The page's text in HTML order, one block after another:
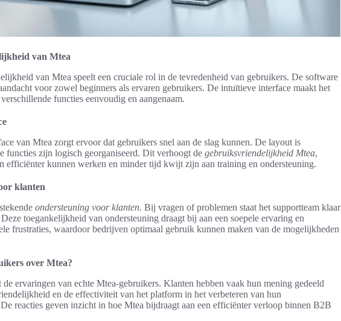
van Mtea
van Mtea speelt een cruciale rol in de tevredenheid van gebruikers. De software
voor zowel beginners als ervaren gebruikers. De intuïtieve interface maakt het
functies eenvoudig en aangenaam.
van Mtea zorgt ervoor dat gebruikers snel aan de slag kunnen. De layout is
functies zijn logisch georganiseerd. Dit verhoogt de gebruiksvriendelijkheid Mtea,
efficiënter kunnen werken en minder tijd kwijt zijn aan training en ondersteuning.
klanten
ondersteuning voor klanten. Bij vragen of problemen staat het supportteam klaar
toegankelijkheid van ondersteuning draagt bij aan een soepele ervaring en
frustraties, waardoor bedrijven optimaal gebruik kunnen maken van de mogelijkheden
over Mtea?
de ervaringen van echte Mtea-gebruikers. Klanten hebben vaak hun mening gedeeld
en de effectiviteit van het platform in het verbeteren van hun
reacties geven inzicht in hoe Mtea bijdraagt aan een efficiënter verloop binnen B2B